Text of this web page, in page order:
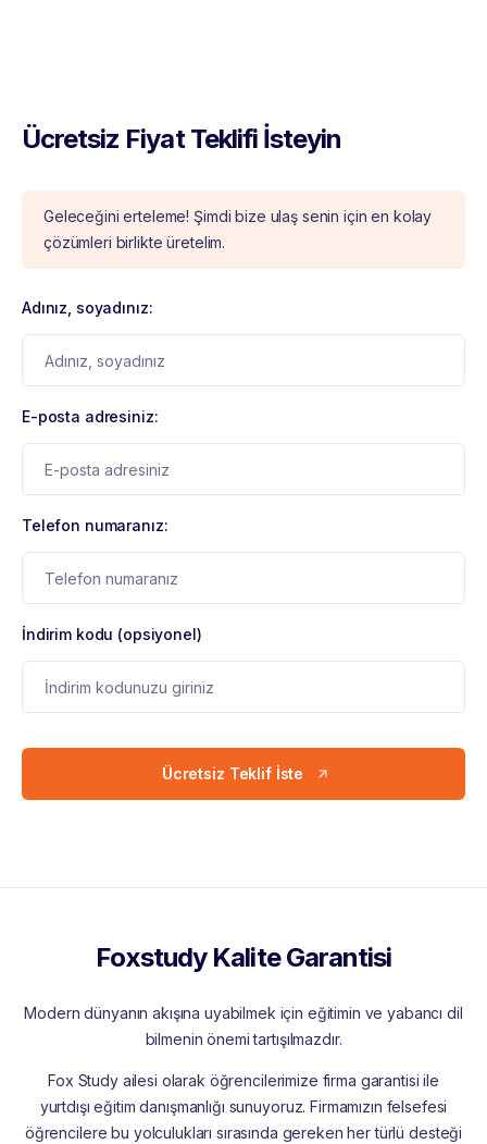
Ücretsiz Fiyat Teklifi İsteyin
Geleceğini erteleme! Şimdi bize ulaş senin için en kolay
çözümleri birlikte üretelim.
Adınız, soyadınız:
E-posta adresiniz:
Telefon numaranız:
İndirim kodu (opsiyonel)
Ücretsiz Teklif İste
Foxstudy Kalite Garantisi
Modern dünyanın akışına uyabilmek için eğitimin ve yabancı dil
bilmenin önemi tartışılmazdır.
Fox Study ailesi olarak öğrencilerimize firma garantisi ile
yurtdışı eğitim danışmanlığı sunuyoruz. Firmamızın felsefesi
öğrencilere bu yolculukları sırasında gereken her türlü desteği